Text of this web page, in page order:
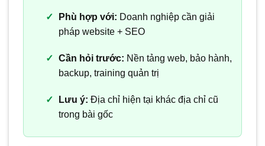
Phù hợp với: Doanh nghiệp cần giải
pháp website + SEO
Cần hỏi trước: Nền tảng web, bảo hành,
backup, training quản trị
Lưu ý: Địa chỉ hiện tại khác địa chỉ cũ
trong bài gốc